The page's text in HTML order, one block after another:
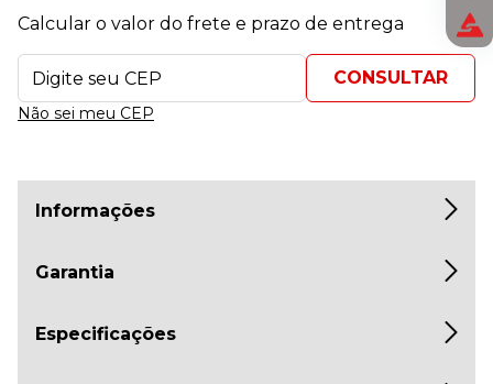
Calcular o valor do frete e prazo de entrega
Não sei meu CEP
Informações
Garantia
Especificações